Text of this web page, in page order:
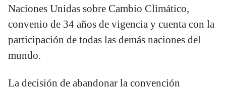
Naciones Unidas sobre Cambio Climático,
convenio de 34 años de vigencia y cuenta con la
participación de todas las demás naciones del
mundo.
La decisión de abandonar la convención